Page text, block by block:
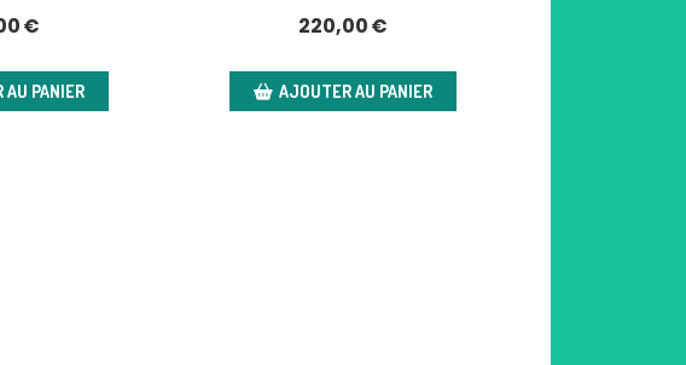
€
PANIER
220,00€
AJOUTER AU PANIER